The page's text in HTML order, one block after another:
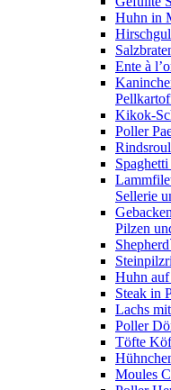
Huhn in
Ente à
Kikok-
Poller
Sellerie
Pilzen
Huhn auf
Steak in
Lachs
Poller
Töfte
Moules